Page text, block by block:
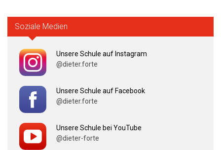
Soziale Medien
Unsere Schule auf Instagram
@dieter.forte
Unsere Schule auf Facebook
@dieter.forte
Unsere Schule bei YouTube
@dieter-forte